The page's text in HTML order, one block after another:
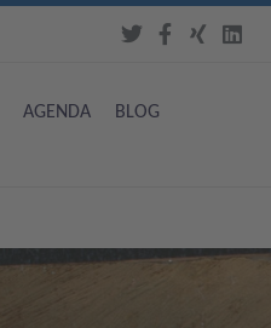
AGENDA BLOG